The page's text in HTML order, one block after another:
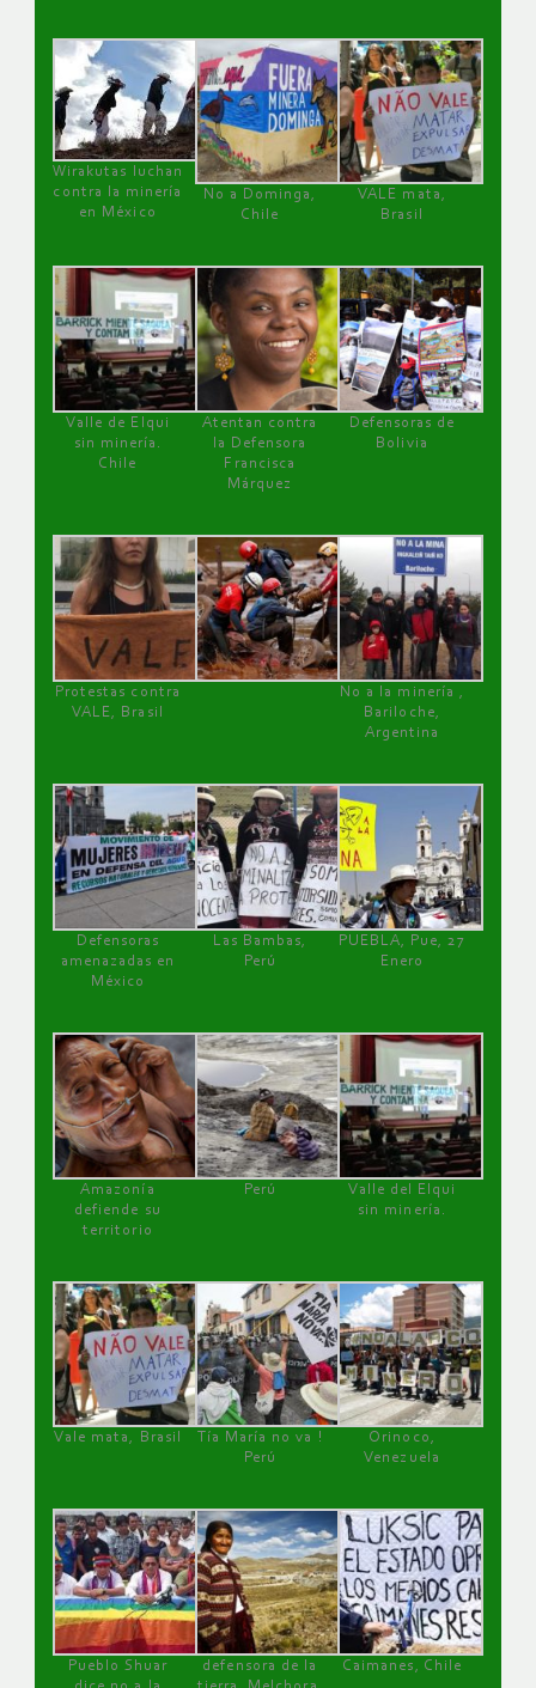
Wirakutas luchan
contra la minería
en México
No a Dominga,
Chile
VALE mata,
Brasil
Valle de Elqui
sin minería.
Chile
Atentan contra
la Defensora
Francisca
Márquez
Defensoras de
Bolivia
Protestas contra
VALE, Brasil
No a la minería ,
Bariloche,
Argentina
Defensoras
amenazadas en
México
Las Bambas,
Perú
PUEBLA, Pue, 27
Enero
Amazonía
defiende su
territorio
Perú
Valle del Elqui
sin minería.
Vale mata, Brasil
Tía María no va !
Perú
Orinoco,
Venezuela
Pueblo Shuar
defensora de la
Caimanes, Chile